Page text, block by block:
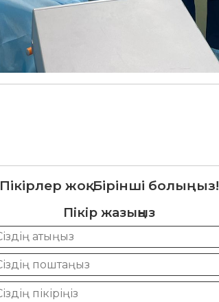
Пікірлер жоқ. Бірінші болыңыз!
Пікір жазыңыз